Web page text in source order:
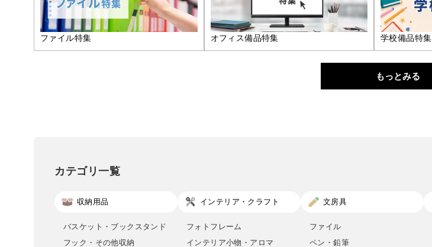
ファイル特集 オフィス備品特集 学校備品特集
もっとみる
カテゴリ一覧
収納用品
バスケット・ブックスタンド
フック・その他収納
インテリア・クラフト
フォトフレーム
インテリア小物・アロマ
文房具
ファイル
ペン・鉛筆